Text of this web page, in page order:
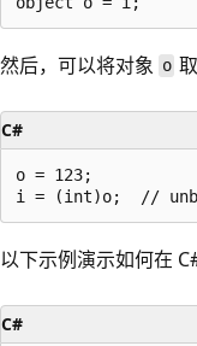
然后，可以将对象 o
C#
o = 123;
以下示例演示如何在
C#